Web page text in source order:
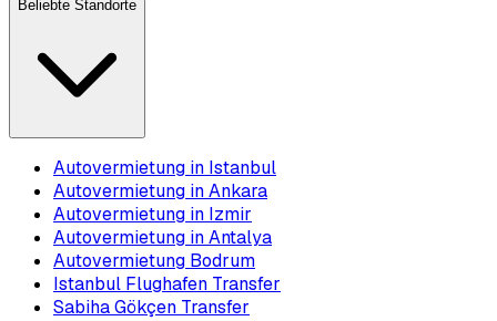
Beliebte Standorte
Autovermietung in Istanbul
Autovermietung in Ankara
Autovermietung in Izmir
Autovermietung in Antalya
Autovermietung Bodrum
Istanbul Flughafen Transfer
Sabiha Gökçen Transfer